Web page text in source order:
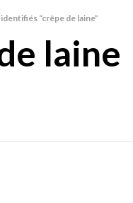
“crêpe de laine”
laine